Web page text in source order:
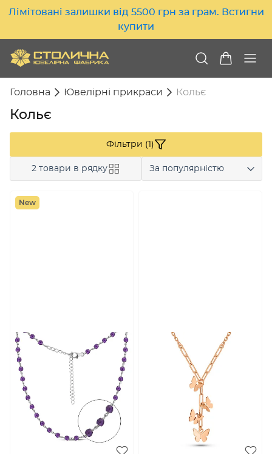
Лімітовані залишки від 5500 грн за грам. Встигни
купити
Головна Ювелірні прикраси Кольє
Кольє
Фільтри (1)
2 товари в рядку За популярністю
New